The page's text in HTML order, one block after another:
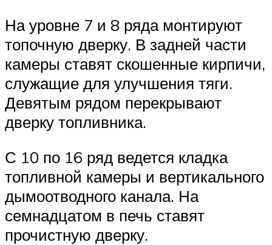
На уровне 7 и 8 ряда монтируют
топочную дверку. В задней части
камеры ставят скошенные кирпичи,
служащие для улучшения тяги.
Девятым рядом перекрывают
дверку топливника.
С 10 по 16 ряд ведется кладка
топливной камеры и вертикального
дымоотводного канала. На
семнадцатом в печь ставят
прочистную дверку.